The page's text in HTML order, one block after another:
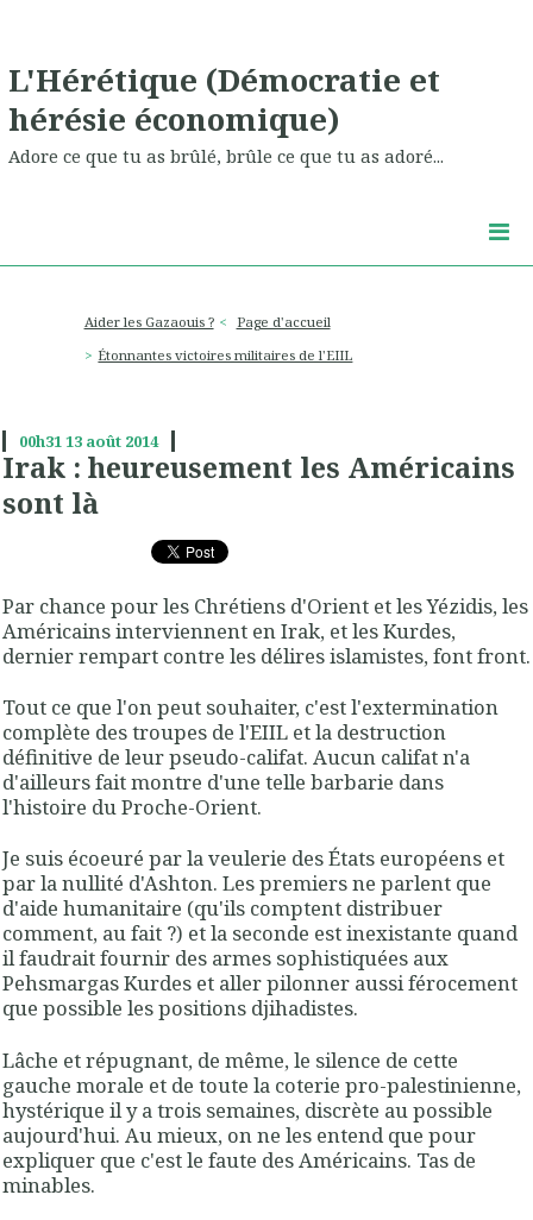
L'Hérétique (Démocratie et
hérésie économique)
Adore ce que tu as brûlé, brûle ce que tu as adoré...
Aider les Gazaouis ?
Page d'accueil
Étonnantes victoires militaires de l'EIIL
00h3113 août 2014
Irak : heureusement les Américains
sont là
Par chance pour les Chrétiens d'Orient et les Yézidis, les
Américains interviennent en Irak, et les Kurdes,
dernier rempart contre les délires islamistes, font front.
Tout ce que l'on peut souhaiter, c'est l'extermination
complète des troupes de l'EIIL et la destruction
définitive de leur pseudo-califat. Aucun califat n'a
d'ailleurs fait montre d'une telle barbarie dans
l'histoire du Proche-Orient.
Je suis écoeuré par la veulerie des États européens et
par la nullité d'Ashton. Les premiers ne parlent que
d'aide humanitaire (qu'ils comptent distribuer
comment, au fait ?) et la seconde est inexistante quand
il faudrait fournir des armes sophistiquées aux
Pehsmargas Kurdes et aller pilonner aussi férocement
que possible les positions djihadistes.
Lâche et répugnant, de même, le silence de cette
gauche morale et de toute la coterie pro-palestinienne,
hystérique il y a trois semaines, discrète au possible
aujourd'hui. Au mieux, on ne les entend que pour
expliquer que c'est le faute des Américains. Tas de
minables.